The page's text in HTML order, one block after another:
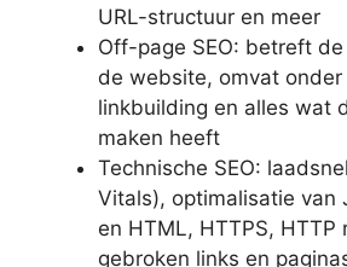
URL-structuur en meer
Off-page SEO: betreft
de website, omvat onder
linkbuilding en alles wat
maken heeft
Technische SEO:
Vitals), optimalisatie van
en HTML, HTTPS, HTTP
gebroken links en